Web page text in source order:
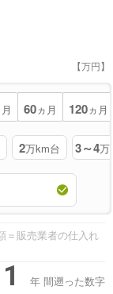
【万円】
60ヵ月 120ヵ月
2万km台 3～4万
＝販売業者の仕入れ
1 年 間遡った数字